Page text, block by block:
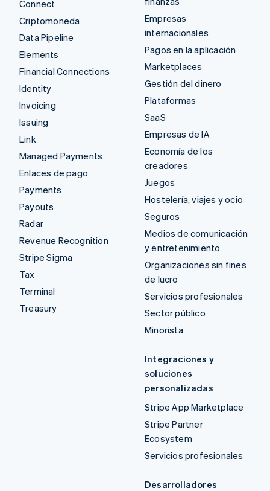
Connect
Criptomoneda
Data Pipeline
Elements
Financial Connections
Identity
Invoicing
Issuing
Link
Managed Payments
Enlaces de pago
Payments
Payouts
Radar
Revenue Recognition
Stripe Sigma
Tax
Terminal
Treasury
Empresas
internacionales
Pagos en la aplicación
Marketplaces
Gestión del dinero
Plataformas
SaaS
Empresas de IA
Economía de los
creadores
Juegos
Hostelería, viajes y ocio
Seguros
Medios de comunicación
y entretenimiento
Organizaciones sin fines
de lucro
Servicios profesionales
Sector público
Minorista
Integraciones y
soluciones
personalizadas
Stripe App Marketplace
Stripe Partner
Ecosystem
Servicios profesionales
Desarrolladores